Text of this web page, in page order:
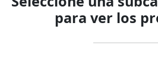
para ver los